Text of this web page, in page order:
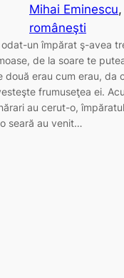
Mihai Eminescu,
româneşti
odat-un împărat ş-avea
de la soare te
două erau cum erau, da
frumuseţea ei.
au cerut-o,
seară au venit…